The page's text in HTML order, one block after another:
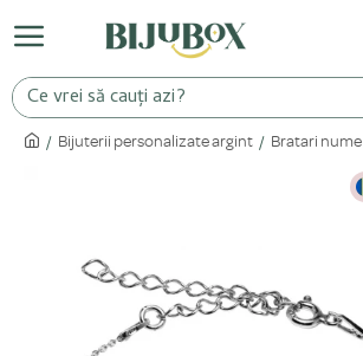
Bijuterii personalizate argint Bratari nume